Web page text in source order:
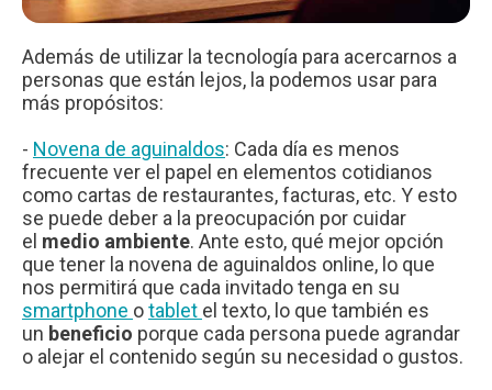
Además de utilizar la tecnología para acercarnos a
personas que están lejos, la podemos usar para
más propósitos:
- Novena de aguinaldos: Cada día es menos
frecuente ver el papel en elementos cotidianos
como cartas de restaurantes, facturas, etc. Y esto
se puede deber a la preocupación por cuidar
el medio ambiente. Ante esto, qué mejor opción
que tener la novena de aguinaldos online, lo que
nos permitirá que cada invitado tenga en su
smartphone otablet el texto, lo que también es
un beneficio porque cada persona puede agrandar
o alejar el contenido según su necesidad o gustos.